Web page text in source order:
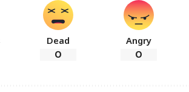
Dead
0
Angry
0